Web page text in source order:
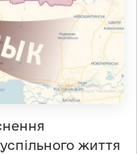
життя